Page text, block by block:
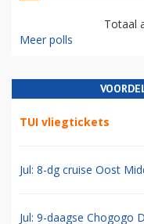
Totaal
Meer polls
TUI vliegtickets
Jul: 8-dg cruise Oost
Jul: 9-daagse Chogogo